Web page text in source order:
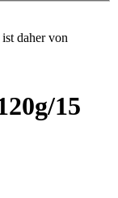
daher von
15